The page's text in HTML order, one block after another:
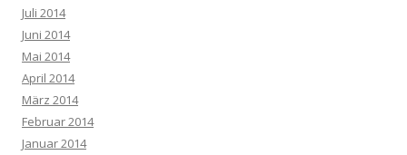
Juli 2014
Juni 2014
Mai 2014
April 2014
März 2014
Februar 2014
Januar 2014